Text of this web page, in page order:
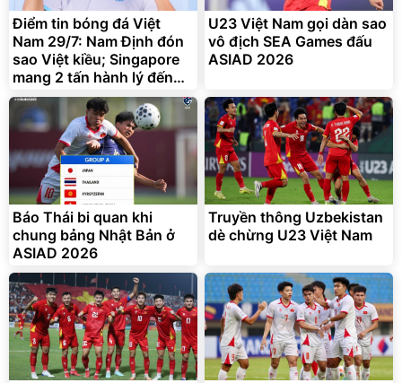
Bạt phủ xe ô tô cao cấp,
tráng nhôm 03 lớp
392.000đ
325.000đ
Đã bán nhiều
Xe đạp điện trợ lực G-
Force C14 gấp gọn bỏ cốp
tiện lợi
9.900.000đ
7.092.000
Đang xem nhiều
G-FORCE VIETNA
Điểm tin bóng đá Việt
Nam 29/7: Nam Định đón
sao Việt kiều; Singapore
mang 2 tấn hành lý đến
Hà Nội
U23 Việt Nam gọi dàn sao
vô địch SEA Games đấu
ASIAD 2026
Báo Thái bi quan khi
chung bảng Nhật Bản ở
ASIAD 2026
Truyền thông Uzbekistan
dè chừng U23 Việt Nam